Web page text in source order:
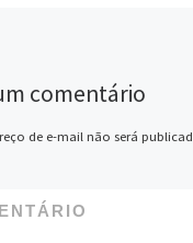
comentário
de e-mail não será